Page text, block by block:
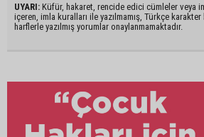
UYARI: Küfür, hakaret, rencide edici cümleler veya
içeren, imla kuralları ile yazılmamış, Türkçe
harflerle yazılmış yorumlar onaylanmamaktadır.